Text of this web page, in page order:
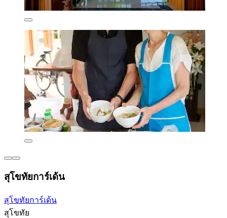
สุโขทัยการ์เด้น
สุโขทัยการ์เด้น
สุโขทัย